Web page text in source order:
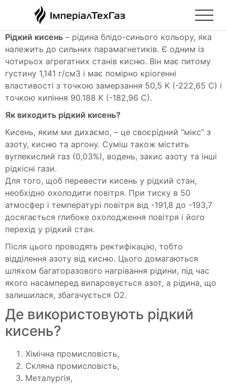
Рідкий кисень – рідина блідо-синього кольору, яка
належить до сильних парамагнетиків. Є одним із
чотирьох агрегатних станів кисню. Він має питому
густину 1,141 г/см3 і має помірно кріогенні
властивості з точкою замерзання 50,5 K (-222,65 C) і
точкою кипіння 90.188 K (-182,96 C).
Як виходить рідкий кисень?
Кисень, яким ми дихаємо, – це своєрідний “мікс” з
азоту, кисню та аргону. Суміш також містить
вуглекислий газ (0,03%), водень, закис азоту та інші
рідкісні гази.
Для того, щоб перевести кисень у рідкий стан,
необхідно охолодити повітря. При тиску в 50
атмосфер і температурі повітря від -191,8 до -193,7
досягається глибоке охолодження повітря і його
перехід у рідкий стан.
Після цього проводять ректифікацію, тобто
відділення азоту від кисню. Цього домагаються
шляхом багаторазового нагрівання рідини, під час
якого насамперед випаровується азот, а рідина, що
залишилася, збагачується О2.
Де використовують рідкий
кисень?
Хімічна промисловість,
Скляна промисловість,
Металургія,